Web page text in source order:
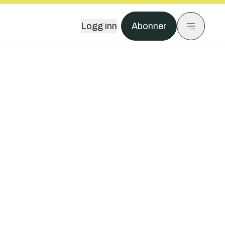
Logg inn Abonner